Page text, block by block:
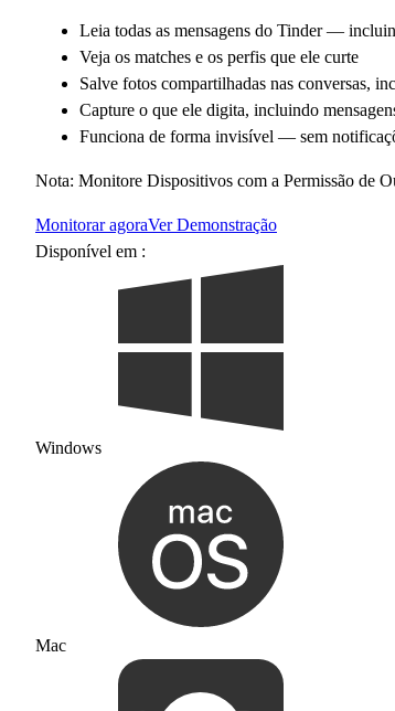
Leia todas as mensagens do Tinder —
Veja os matches e os perfis que ele curte
Salve fotos compartilhadas nas conversas,
Capture o que ele digita, incluindo
Funciona de forma invisível — sem
Nota: Monitore Dispositivos com a Permissão de
Monitorar agoraVer Demonstração
Disponível em :
Windows
Mac